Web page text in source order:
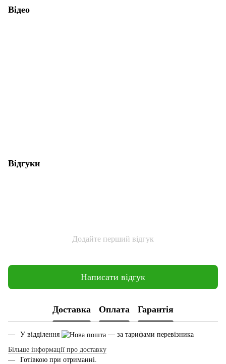
Відео
Відгуки
Додайте перший відгук
Написати відгук
Доставка Оплата Гарантія
У відділення
— за тарифами перевізника
Більше інформації про доставку
Готівкою при отриманні.